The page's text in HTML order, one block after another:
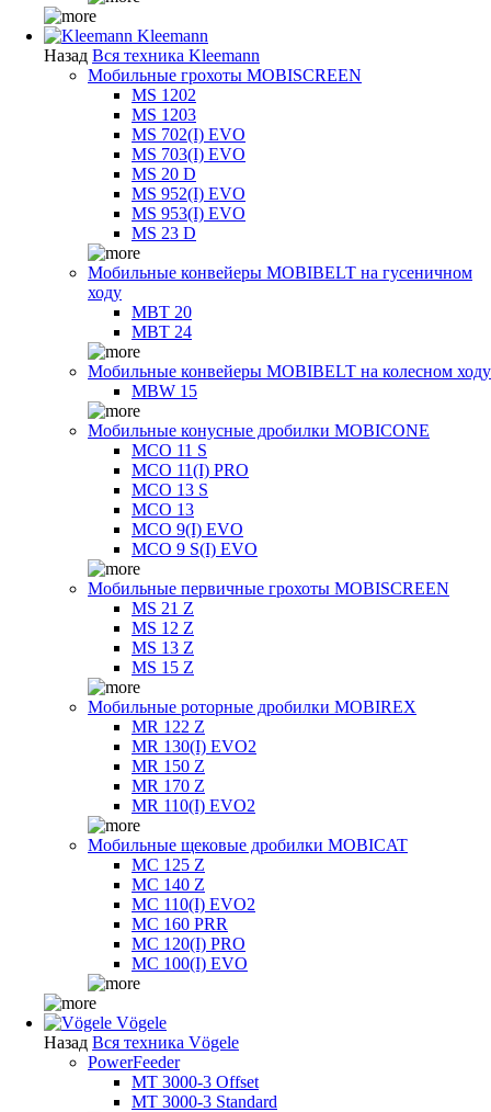
Kleemann
Назад Вся техника Kleemann
Мобильные грохоты MOBISCREEN
MS 1202
MS 1203
MS 702(I) EVO
MS 703(I) EVO
MS 20 D
MS 952(I) EVO
MS 953(I) EVO
MS 23 D
Мобильные конвейеры MOBIBELT на гусеничном
ходу
MBT 20
MBT 24
Мобильные конвейеры MOBIBELT на колесном ходу
MBW 15
Мобильные конусные дробилки MOBICONE
MCO 11 S
MCO 11(I) PRO
MCO 13 S
MCO 13
MCO 9(I) EVO
MCO 9 S(I) EVO
Мобильные первичные грохоты MOBISCREEN
MS 21 Z
MS 12 Z
MS 13 Z
MS 15 Z
Мобильные роторные дробилки MOBIREX
MR 122 Z
MR 130(I) EVO2
MR 150 Z
MR 170 Z
MR 110(I) EVO2
Мобильные щековые дробилки MOBICAT
MC 125 Z
MC 140 Z
MC 110(I) EVO2
MC 160 PRR
MC 120(I) PRO
MC 100(I) EVO
Vögele
Назад Вся техника Vögele
PowerFeeder
MT 3000-3 Offset
MT 3000-3 Standard